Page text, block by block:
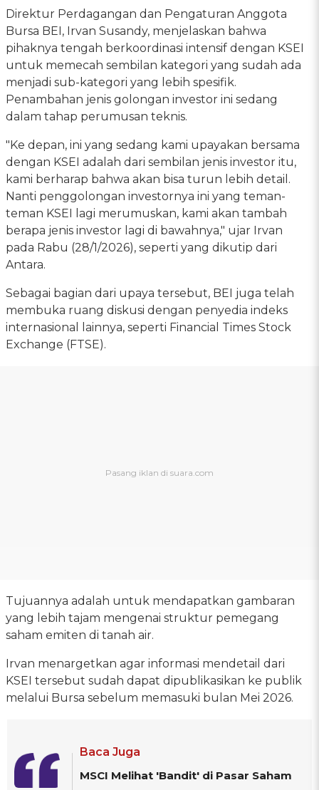
Direktur Perdagangan dan Pengaturan Anggota
Bursa BEI, Irvan Susandy, menjelaskan bahwa
pihaknya tengah berkoordinasi intensif dengan KSEI
untuk memecah sembilan kategori yang sudah ada
menjadi sub-kategori yang lebih spesifik.
Penambahan jenis golongan investor ini sedang
dalam tahap perumusan teknis.
"Ke depan, ini yang sedang kami upayakan bersama
dengan KSEI adalah dari sembilan jenis investor itu,
kami berharap bahwa akan bisa turun lebih detail.
Nanti penggolongan investornya ini yang teman-
teman KSEI lagi merumuskan, kami akan tambah
berapa jenis investor lagi di bawahnya," ujar Irvan
pada Rabu (28/1/2026), seperti yang dikutip dari
Antara.
Sebagai bagian dari upaya tersebut, BEI juga telah
membuka ruang diskusi dengan penyedia indeks
internasional lainnya, seperti Financial Times Stock
Exchange (FTSE).
Tujuannya adalah untuk mendapatkan gambaran
yang lebih tajam mengenai struktur pemegang
saham emiten di tanah air.
Irvan menargetkan agar informasi mendetail dari
KSEI tersebut sudah dapat dipublikasikan ke publik
melalui Bursa sebelum memasuki bulan Mei 2026.
Baca Juga
MSCI Melihat 'Bandit' di Pasar Saham